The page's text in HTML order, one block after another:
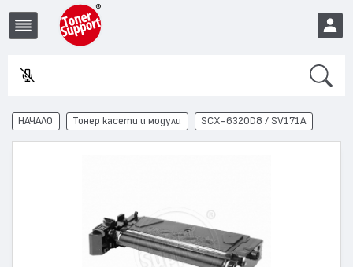
EUR
НАЧАЛО Тонер касети и модули SCX-6320D8 / SV171A